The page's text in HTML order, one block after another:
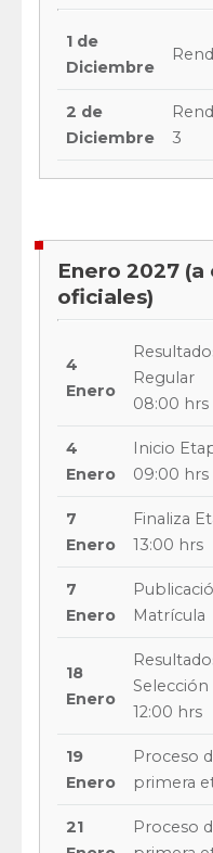
1 de
Diciembre
2 de
Diciembre
3
Enero 2027
oficiales)
4
Enero
Regular
08:00 hrs
4
Enero
Inicio
09:00 hrs
7
Enero
Finaliza
13:00 hrs
7
Enero
Matrícula
18
Enero
Selección
12:00 hrs
19
Enero
Proceso
primera
21
Proceso